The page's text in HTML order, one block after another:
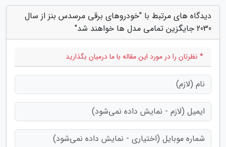
دیدگاه های مرتبط با "خودروهای برقی مرسدس بنز از سال
2030 جایگزین تمامی مدل ها خواهند شد"
* نظرتان را در مورد این مقاله با ما درمیان بگذارید